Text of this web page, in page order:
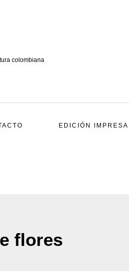
colombiana
EDICIÓN IMPRESA
flores